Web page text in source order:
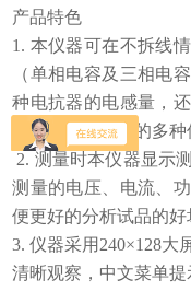
产品特色
1. 本仪器可在不拆线
（单相电容及三相电
种电抗器的电感量，
三用，满足现场的多种
2. 测量时本仪器显示
测量的电压、电流、
便更好的分析试品的好
3. 仪器采用240×128
清晰观察，中文菜单提